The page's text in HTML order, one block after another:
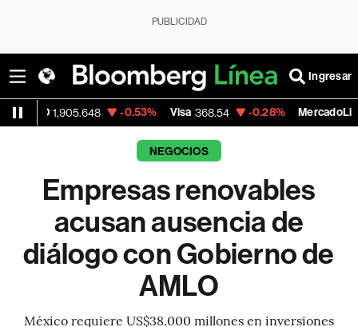
PUBLICIDAD
Ingresar
-0.53% Visa 368.54 -0.28% MercadoLibre 1,924.95
NEGOCIOS
Empresas renovables
acusan ausencia de
diálogo con Gobierno de
AMLO
México requiere US$38.000 millones en inversiones